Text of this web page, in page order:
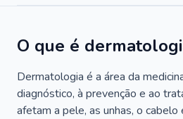
O que é
Dermatologia é a área da
diagnóstico, à prevenção e ao
afetam a pele, as unhas, o cabelo